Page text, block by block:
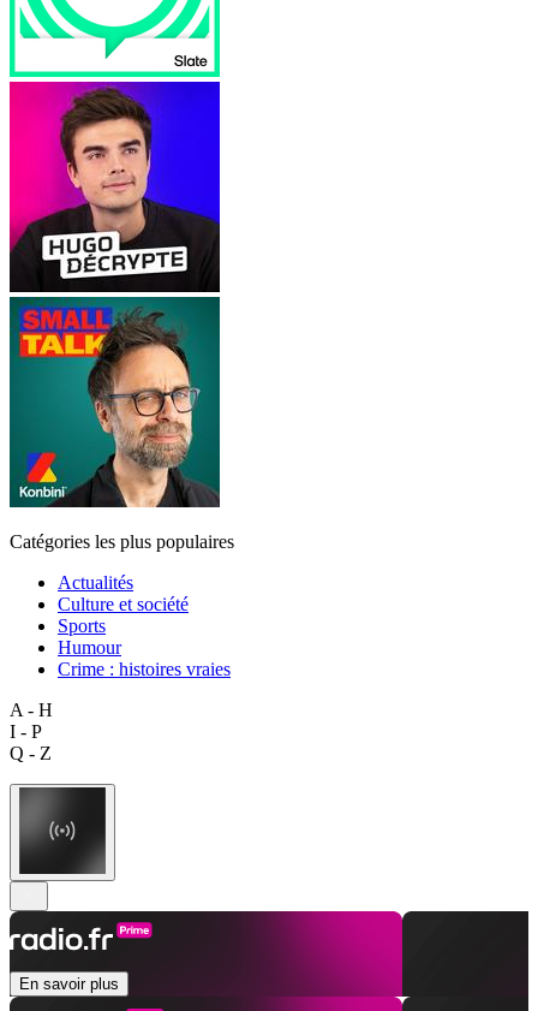
Catégories les plus populaires
Actualités
Culture et société
Sports
Humour
Crime : histoires vraies
A - H
I - P
Q - Z
En savoir plus